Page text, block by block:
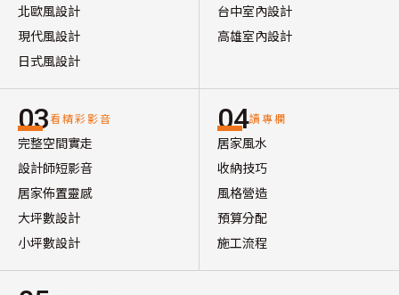
北歐風設計
現代風設計
日式風設計
台中室內設計
高雄室內設計
03看精彩影音
完整空間實走
設計師短影音
居家佈置靈感
大坪數設計
小坪數設計
04讀專欄
居家風水
收納技巧
風格營造
預算分配
施工流程